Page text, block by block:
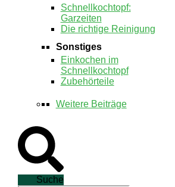
Schnellkochtopf:
Garzeiten
Die richtige Reinigung
Sonstiges
Einkochen im
Schnellkochtopf
Zubehörteile
Weitere Beiträge
Suche